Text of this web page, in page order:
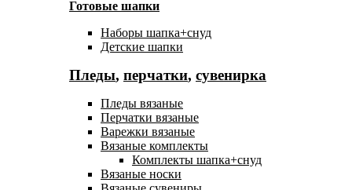
Готовые шапки
Наборы шапка+снуд
Детские шапки
Пледы, перчатки, сувенирка
Пледы вязаные
Перчатки вязаные
Варежки вязаные
Вязаные комплекты
Комплекты шапка+снуд
Вязаные носки